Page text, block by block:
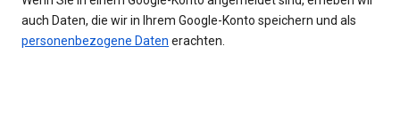
auch Daten, die wir in Ihrem Google-Konto speichern und als
personenbezogene Daten erachten.